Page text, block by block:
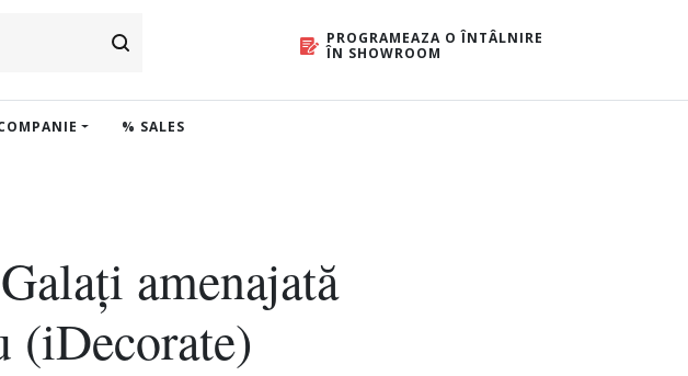
PROGRAMEAZA O ÎNTÂLNIRE
ÎN SHOWROOM
% SALES
amenajată
(iDecorate)